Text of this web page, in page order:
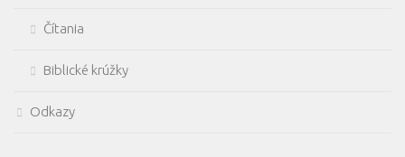
Čítania
Biblické krúžky
Odkazy